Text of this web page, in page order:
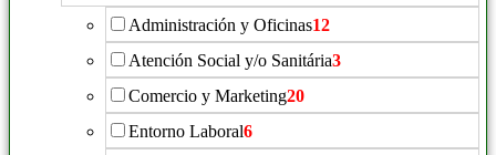
Administración y Oficinas12
Atención Social y/o Sanitária3
Comercio y Marketing20
Entorno Laboral6